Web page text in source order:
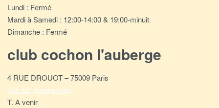
Lundi : Fermé
Mardi à Samedi : 12:00-14:00 & 19:00-minuit
Dimanche : Fermé
club cochon l'auberge
4 RUE DROUOT – 75009 Paris
Voir sur google map
T. A venir